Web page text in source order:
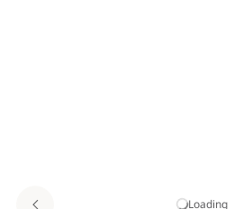
Loading